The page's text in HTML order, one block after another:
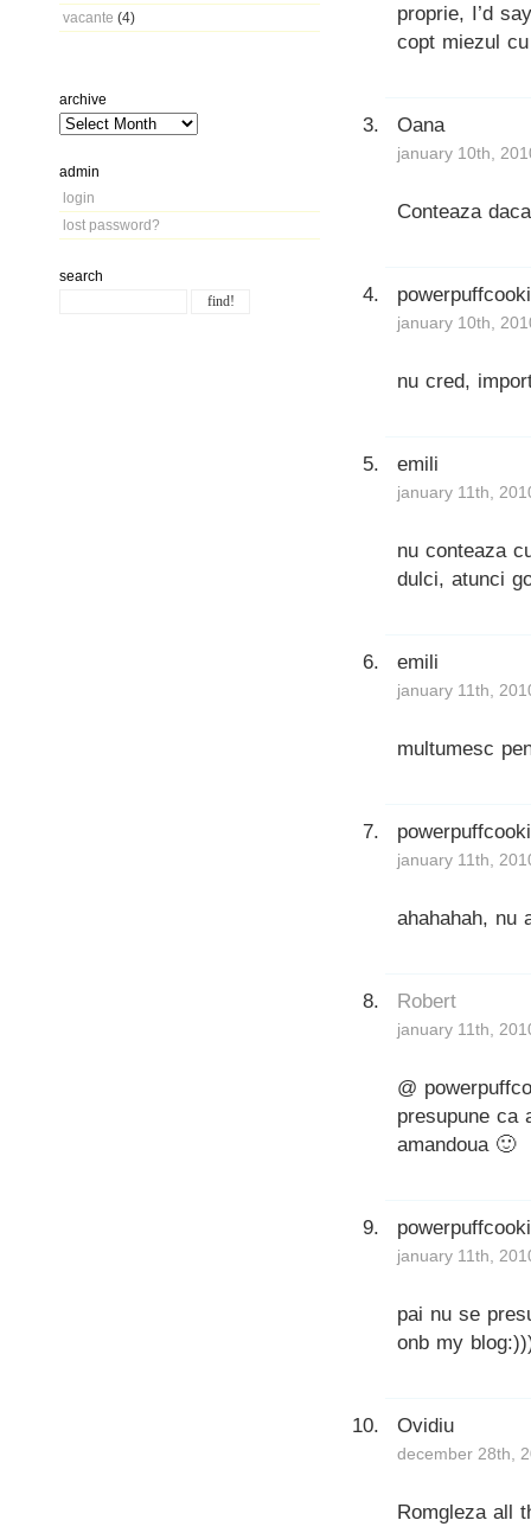
vacante (4)
archive
admin
login
lost password?
search
proprie, I’d
copt miezul
Oana
january 10th,
Conteaza
january 10th,
nu cred,
emili
january 11th,
nu conteaza
dulci, atunci
emili
january 11th,
multumesc
january 11th,
ahahahah, nu
Robert
january 11th,
@
presupune ca
amandoua 🙂
january 11th,
pai nu se
onb my
Ovidiu
december 28th,
Romgleza all